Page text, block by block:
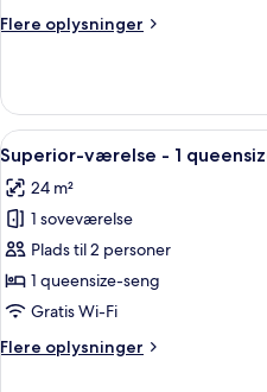
-Flere oplysninger
Flere
-
enkeltsenge
ikke-
ryger
Indlæs
alle
billeder
af
Superior-
værelse
-
queensize-
6
Superior-værelse - 1
24 m²
1 soveværelse
Plads til 2 personer
1 queensize-seng
Gratis Wi-Fi
Flere oplysninger
Flere